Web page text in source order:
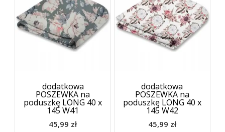
dodatkowa
POSZEWKA na
poduszkę LONG 40 x
145 W41
45,99 zł
dodatkowa
POSZEWKA na
poduszkę LONG 40 x
145 W42
45,99 zł